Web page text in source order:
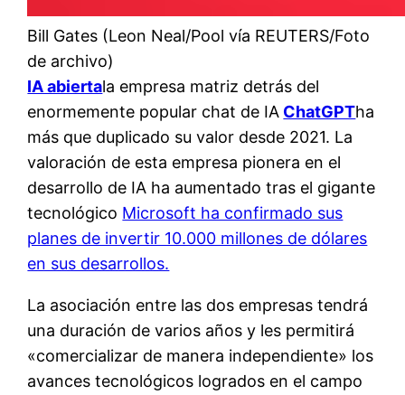
Bill Gates (Leon Neal/Pool vía REUTERS/Foto
de archivo)
IA abiertala empresa matriz detrás del
enormemente popular chat de IA ChatGPTha
más que duplicado su valor desde 2021. La
valoración de esta empresa pionera en el
desarrollo de IA ha aumentado tras el gigante
tecnológico Microsoft ha confirmado sus
planes de invertir 10.000 millones de dólares
en sus desarrollos.
La asociación entre las dos empresas tendrá
una duración de varios años y les permitirá
«comercializar de manera independiente» los
avances tecnológicos logrados en el campo